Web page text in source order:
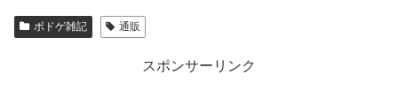
ボドゲ雑記 通販
スポンサーリンク